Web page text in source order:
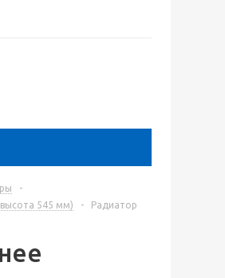
-
545 мм) -
Радиатор